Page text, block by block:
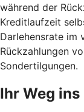
während der
Kreditlaufzeit
Darlehensrate im
Rückzahlungen
Sondertilgungen.
Ihr Weg